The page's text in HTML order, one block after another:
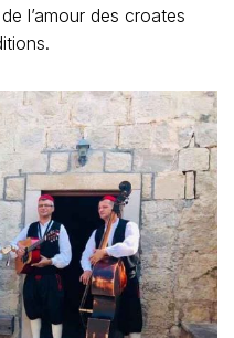
l’amour des croates